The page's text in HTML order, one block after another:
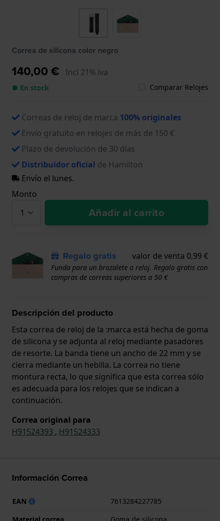
Correa de silicona color negro
140,00 € Incl 21% iva
● En stock Comparar Relojes
Correas de reloj de marca 100% originales
Envío gratuito en relojes de más de 150 €
Plazo de devolución de 30 días
Distribuidor oficial de Hamilton
Envío el lunes.
Monto
Añadir al carrito
Regalo gratis valor de venta 0,99 €
Funda para un brazalete o reloj. Regalo gratis con
compras de correas superiores a 50 €
Descripción del producto
Esta correa de reloj de la :marca está hecha de goma
de silicona y se adjunta al reloj mediante pasadores
de resorte. La banda tiene un ancho de 22 mm y se
cierra mediante un hebilla. La correa no tiene
montura recta, lo que significa que esta correa sólo
es adecuada para los relojes que se indican a
continuación.
Correa original para
H91524393 , H91524333
Información Correa
EAN
7613284227785